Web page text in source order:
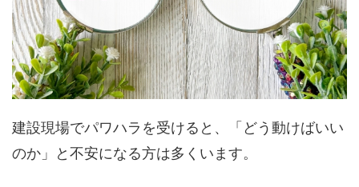
建設現場でパワハラを受けると、「どう動けばいい
のか」と不安になる方は多くいます。